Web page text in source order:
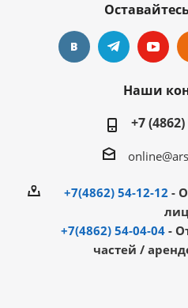
Наши
+7
+7(4862) 54-12-12 -
+7(4862) 54-04-04 -
частей /